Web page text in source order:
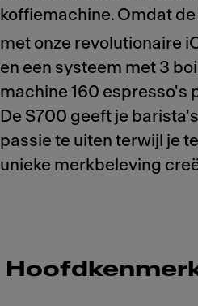
koffiemachine. Omdat
met onze revolutionaire
en een systeem met 3
machine 160 espresso's
De S700 geeft je
passie te uiten terwijl je
unieke merkbeleving